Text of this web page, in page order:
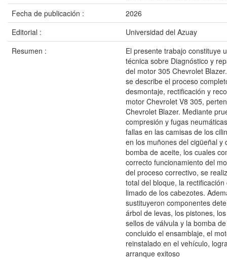
Fecha de publicación :
2026
Editorial :
Universidad del Azuay
Resumen :
El presente trabajo constituye
técnica sobre Diagnóstico y
del motor 305 Chevrolet
se describe el proceso
desmontaje, rectificación y
motor Chevrolet V8 305,
Chevrolet Blazer. Mediante
compresión y fugas
fallas en las camisas de los
en los muñones del cigüeñal y
bomba de aceite, los cuales
correcto funcionamiento del
del proceso correctivo, se
total del bloque, la
limado de los cabezotes.
sustituyeron componentes
árbol de levas, los pistones,
sellos de válvula y la bomba
concluido el ensamblaje, el
reinstalado en el vehículo,
arranque exitoso